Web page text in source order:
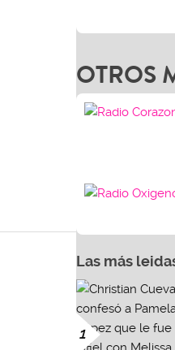
OTROS
Las más
1